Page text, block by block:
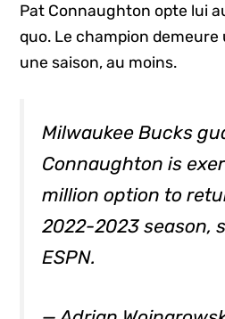
Pat Connaughton opte lui
quo. Le champion
une saison, au moins.
Milwaukee Bucks
Connaughton is
million option to
2022-2023 season,
ESPN.